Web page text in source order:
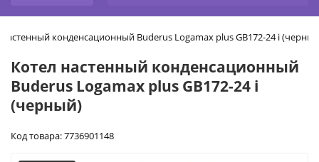
настенный конденсационный Buderus Logamax plus GB172-24 i
Котел настенный конденсационный
Buderus Logamax plus GB172-24 i
(черный)
Код товара: 7736901148